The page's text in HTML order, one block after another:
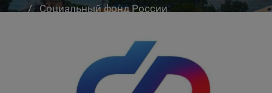
Социальный фонд России